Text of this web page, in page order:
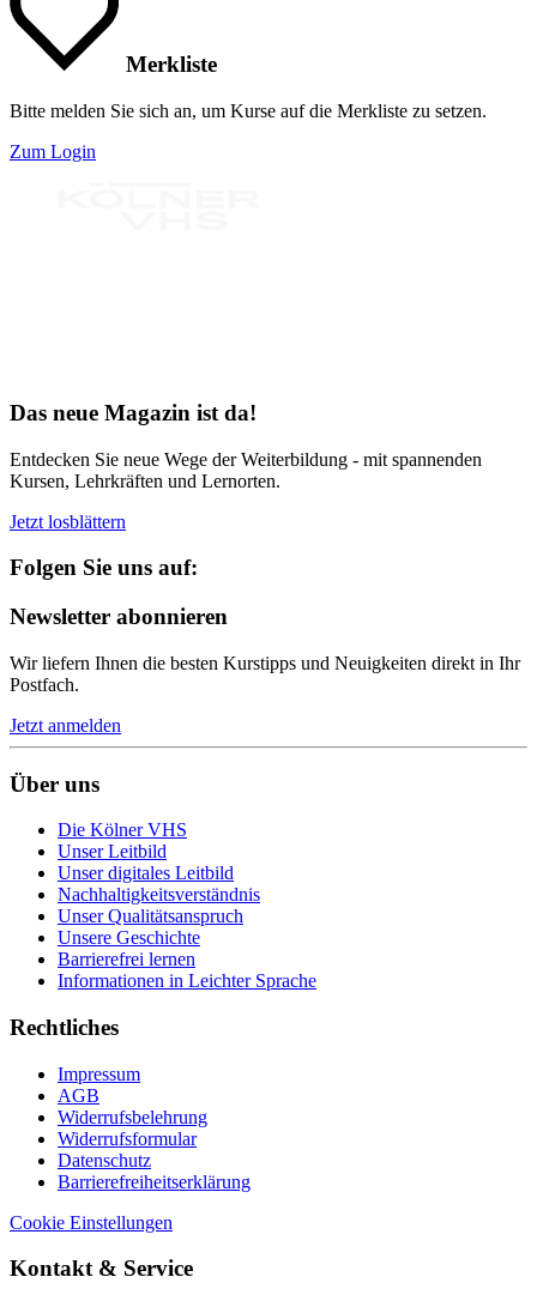
Merkliste
Bitte melden Sie sich an, um Kurse auf die Merkliste zu setzen.
Zum Login
Das neue Magazin ist da!
Entdecken Sie neue Wege der Weiterbildung - mit spannenden
Kursen, Lehrkräften und Lernorten.
Jetzt losblättern
Folgen Sie uns auf:
Newsletter abonnieren
Wir liefern Ihnen die besten Kurstipps und Neuigkeiten direkt in Ihr
Postfach.
Jetzt anmelden
Über uns
Die Kölner VHS
Unser Leitbild
Unser digitales Leitbild
Nachhaltigkeitsverständnis
Unser Qualitätsanspruch
Unsere Geschichte
Barrierefrei lernen
Informationen in Leichter Sprache
Rechtliches
Impressum
AGB
Widerrufsbelehrung
Widerrufsformular
Datenschutz
Barrierefreiheitserklärung
Cookie Einstellungen
Kontakt & Service